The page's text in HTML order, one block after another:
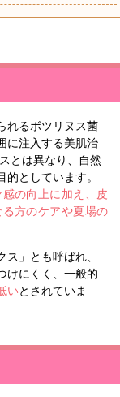
れるボツリヌス菌
に注入する美肌治
とは異なり、自然
としています。
の向上に加え、皮
方のケアや夏場の
」とも呼ばれ、
けにくく、一般的
いとされていま